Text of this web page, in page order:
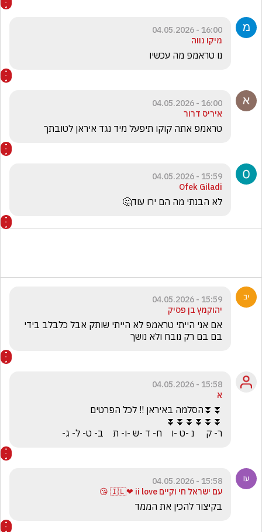
16:00 - 04.05.2026
מיקו נווה
נו טראמפ מה עכשיו
16:00 - 04.05.2026
איריס דרור
טראמפ אתה קוקו תיפעל מיד נגד איראן לטובתך
15:59 - 04.05.2026
Ofek Giladi
לא הבנתי מה הם ירו עוד🤔
15:59 - 04.05.2026
יהוקמץ בן פסיק
בם בם רק נובח ולא נושך
15:58 - 04.05.2026
א
ר- ק     נ -ט -ו    ח- ד -ש -ו- ת    ב- ט- ל- ג-
15:58 - 04.05.2026
עם ישראל חי וקיים 🇮🇱❤ ii love 😘
בקיצור להכין את הממד